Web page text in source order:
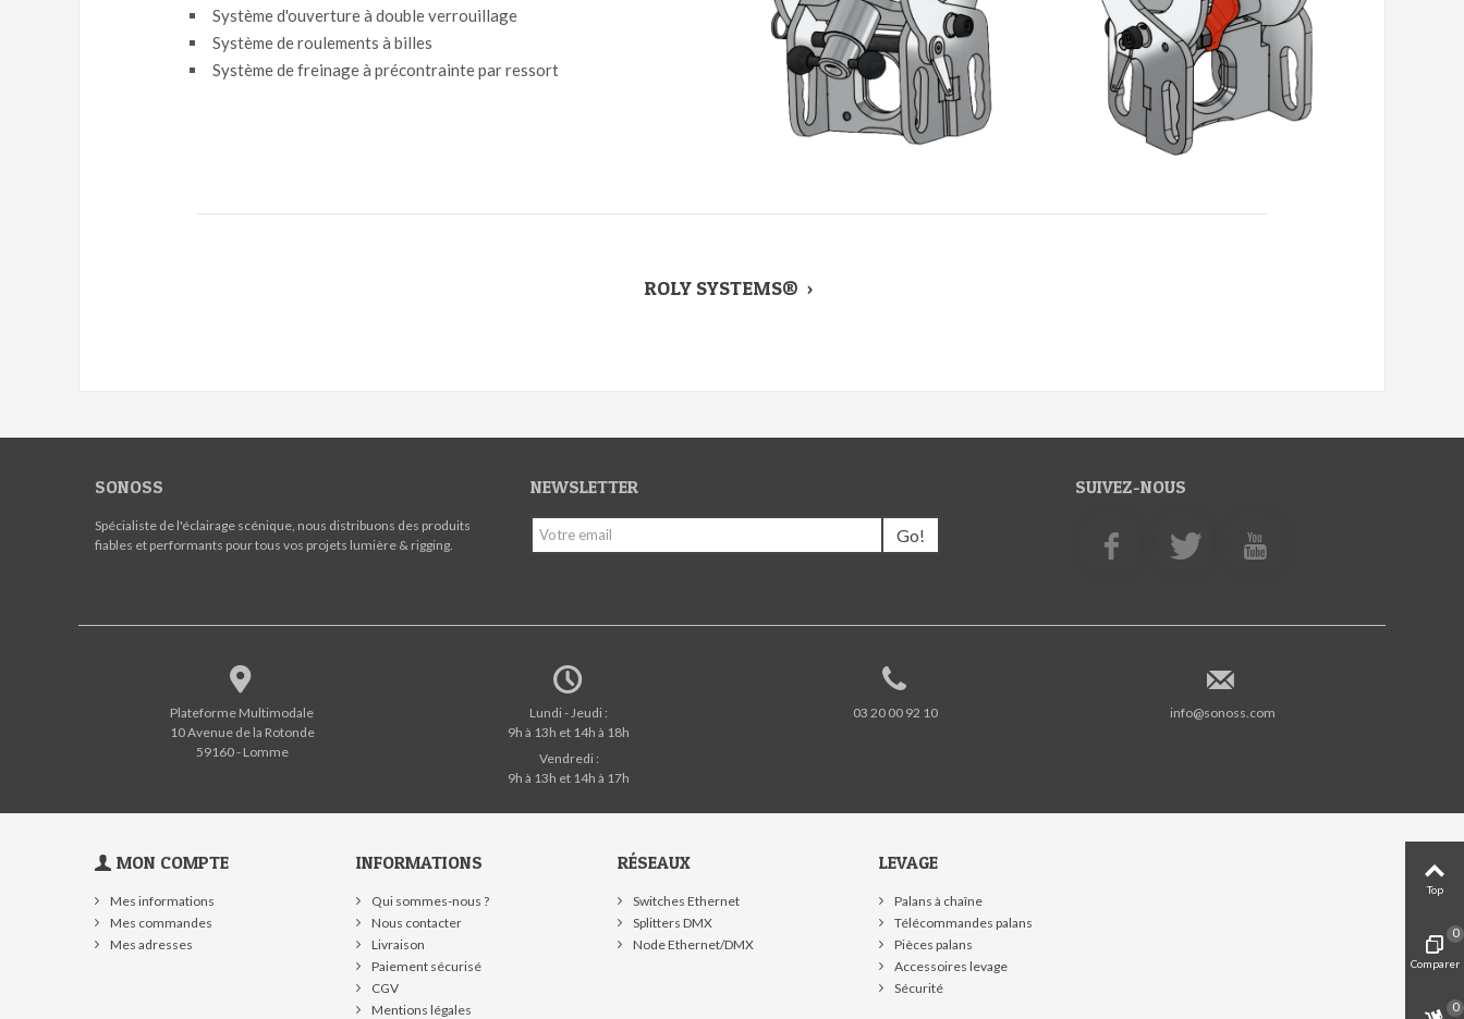
Système d'ouverture à double verrouillage
Système de roulements à billes
Système de freinage à précontrainte par ressort
ROLY SYSTEMS® >
SONOSS
Spécialiste de l'éclairage scénique, nous distribuons des produits
fiables et performants pour tous vos projets lumière & rigging.
NEWSLETTER
Go!
SUIVEZ-NOUS
Plateforme Multimodale
10 Avenue de la Rotonde
59160 - Lomme
Lundi - Jeudi :
9h à 13h et 14h à 18h
Vendredi :
9h à 13h et 14h à 17h
03 20 00 92 10 info@sonoss.com
MON COMPTE
Mes informations
Mes commandes
Mes adresses
INFORMATIONS
Qui sommes-nous ?
Nous contacter
Livraison
Paiement sécurisé
CGV
Mentions légales
RÉSEAUX
Switches Ethernet
Splitters DMX
Node Ethernet/DMX
LEVAGE
Palans à chaîne
Télécommandes palans
Pièces palans
Accessoires levage
Sécurité
Top
Comparer
0
0